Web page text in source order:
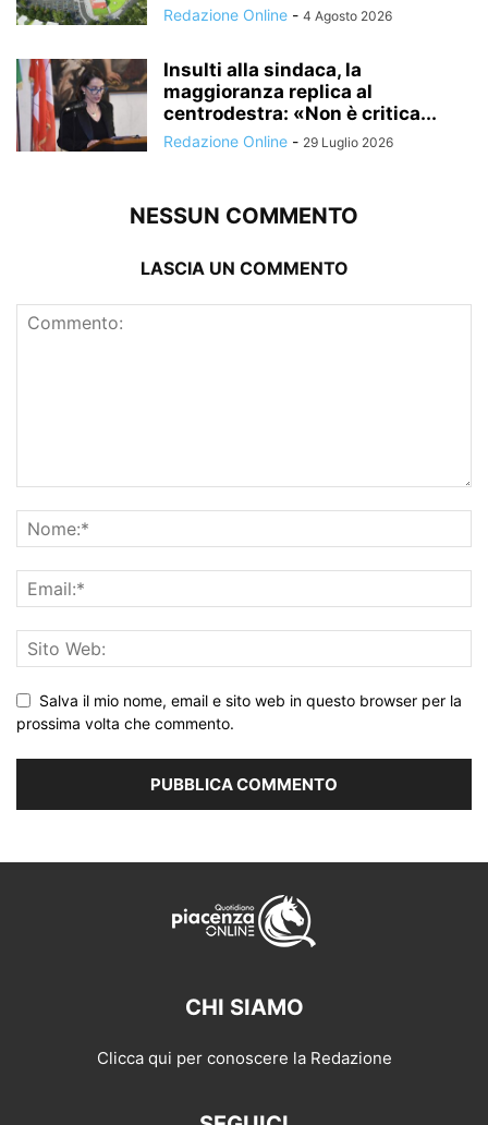
Redazione Online - 4 Agosto 2026
Insulti alla sindaca, la
maggioranza replica al
centrodestra: «Non è critica...
Redazione Online - 29 Luglio 2026
NESSUN COMMENTO
LASCIA UN COMMENTO
Salva il mio nome, email e sito web in questo browser per la
prossima volta che commento.
CHI SIAMO
Clicca qui per conoscere la Redazione